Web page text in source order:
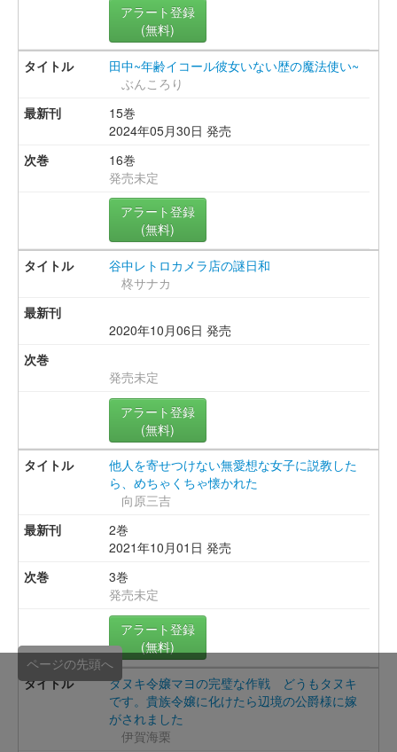
アラート登録
(無料)
田中~年齢イコール彼女いない歴の魔法使い~
ぶんころり
15巻
2024年05月30日 発売
16巻
発売未定
アラート登録
(無料)
谷中レトロカメラ店の謎日和
柊サナカ
2020年10月06日 発売
発売未定
アラート登録
(無料)
他人を寄せつけない無愛想な女子に説教した
ら、めちゃくちゃ懐かれた
向原三吉
2巻
2021年10月01日 発売
3巻
発売未定
アラート登録
(無料)
タヌキ令嬢マヨの完璧な作戦 どうもタヌキ
です。貴族令嬢に化けたら辺境の公爵様に嫁
がされました
伊賀海栗
ページの先頭へ